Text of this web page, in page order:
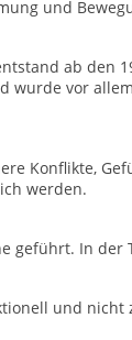
und
ab den
wurde vor
Konflikte,
werden.
geführt. In
und